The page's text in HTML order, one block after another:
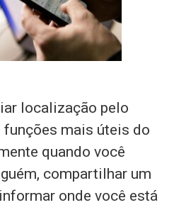
localização pelo
funções mais úteis do
quando você
compartilhar um
onde você está